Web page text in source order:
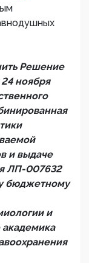
Решение
ноября
и выдаче
ЛП-007632
бюджетному
и